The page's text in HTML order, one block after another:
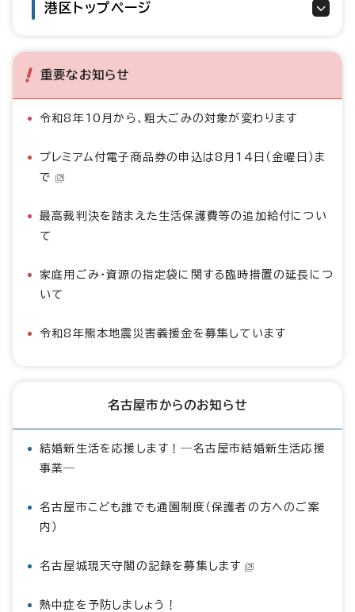
港区トップページ
重要なお知らせ
令和8年10月から、粗大ごみの対象が変わります
プレミアム付電子商品券の申込は8月14日（金曜日）ま
で
最高裁判決を踏まえた生活保護費等の追加給付につい
て
家庭用ごみ・資源の指定袋に関する臨時措置の延長につ
いて
令和8年熊本地震災害義援金を募集しています
名古屋市からのお知らせ
結婚新生活を応援します！―名古屋市結婚新生活応援
事業―
名古屋市こども誰でも通園制度（保護者の方へのご案
内）
名古屋城現天守閣の記録を募集します
熱中症を予防しましょう！